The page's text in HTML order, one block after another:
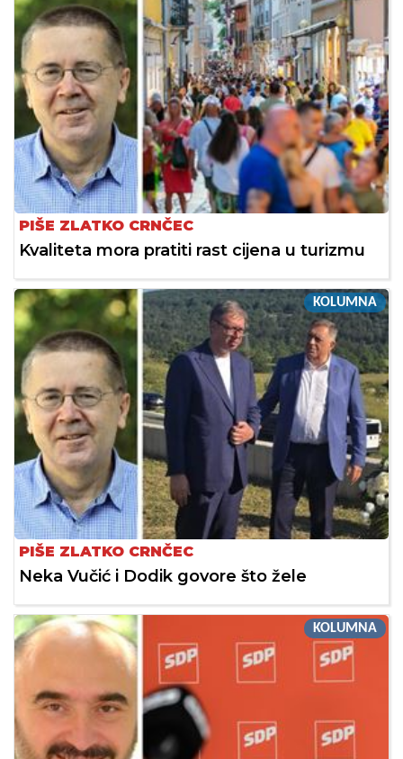
PIŠE ZLATKO CRNČEC
Kvaliteta mora pratiti rast cijena u turizmu
KOLUMNA
PIŠE ZLATKO CRNČEC
Neka Vučić i Dodik govore što žele
KOLUMNA